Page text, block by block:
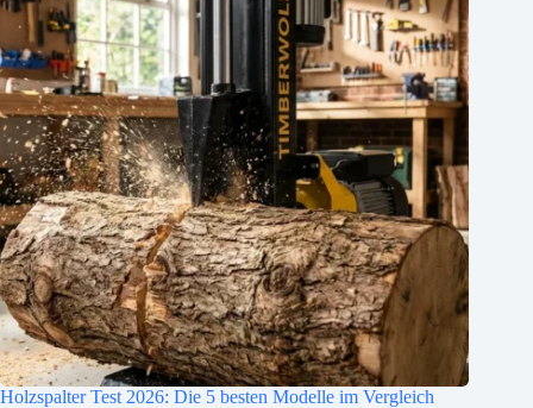
Holzspalter Test 2026: Die 5 besten Modelle im Vergleich